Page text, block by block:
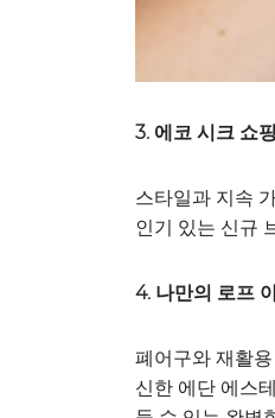
3. 에코 시크 쇼핑
스타일과 지속
인기 있는 신규
4. 나만의 로프
폐어구와 재활
신한 에단 에스